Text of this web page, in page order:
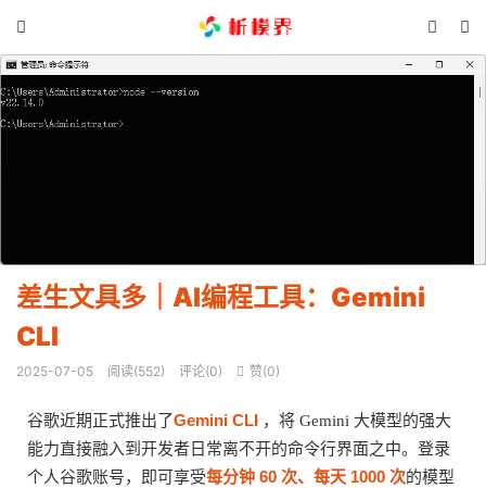
 

差生文具多｜AI编程工具：Gemini
CLI
2025-07-05 阅读(552) 评论(0)  赞(0)
谷歌近期正式推出了Gemini CLI ，将 Gemini 大模型的强大
能力直接融入到开发者日常离不开的命令行界面之中。登录
个人谷歌账号，即可享受每分钟 60 次、每天 1000 次的模型